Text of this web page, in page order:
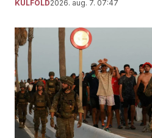
KÜLFÖLD2026. aug. 7. 07:47